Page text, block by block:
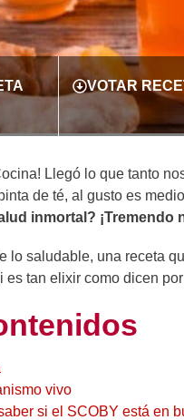
VOTAR
Llegó lo que tanto
de té, al gusto es
inmortal? ¡Tremendo
lo saludable, una receta
es tan elixir como dicen
vivo
si el SCOBY está en